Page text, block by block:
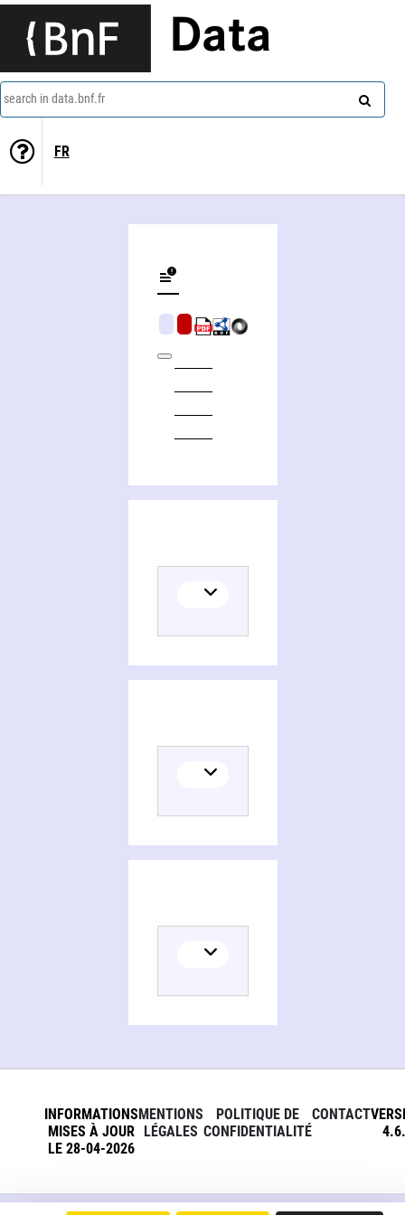
Data
search in data.bnf.fr
FR
INFORMATIONS
MISES À JOUR
LE 28-04-2026
MENTIONS
LÉGALES
POLITIQUE DE
CONFIDENTIALITÉ
CONTACT